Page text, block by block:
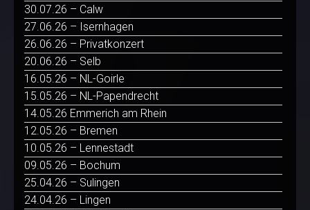
30.07.26 – Calw
27.06.26 – Isernhagen
26.06.26 – Privatkonzert
20.06.26 – Selb
16.05.26 – NL-Goirle
15.05.26 – NL-Papendrecht
14.05.26 Emmerich am Rhein
12.05.26 – Bremen
10.05.26 – Lennestadt
09.05.26 – Bochum
25.04.26 – Sulingen
24.04.26 – Lingen